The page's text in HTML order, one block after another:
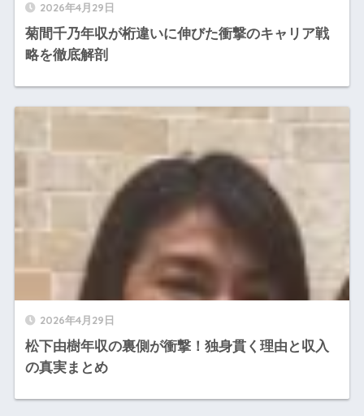
2026年4月29日
菊間千乃年収が桁違いに伸びた衝撃のキャリア戦
略を徹底解剖
2026年4月29日
松下由樹年収の裏側が衝撃！独身貫く理由と収入
の真実まとめ